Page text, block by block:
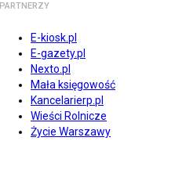
PARTNERZY
E-kiosk.pl
E-gazety.pl
Nexto.pl
Mała księgowość
Kancelarierp.pl
Wieści Rolnicze
Życie Warszawy